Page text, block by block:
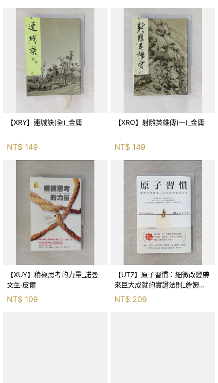
【XRY】連城訣(全)_金庸
NT$ 149
【XRO】射雕英雄傳(一)_金庸
NT$ 149
【XUY】積極思考的力量_諾曼‧
文生‧皮爾
NT$ 109
【UT7】原子習慣：細微改變帶
來巨大成就的實證法則_詹姆斯‧
克利爾, 蔡世偉
NT$ 209